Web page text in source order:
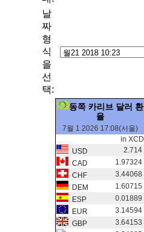
날
짜
형
식
을
선
택:
동쪽 카리브 달러 환
율
7월 1 2026 17:08(서울)
in XCD
USD
2.714
CAD
1.97324
CHF
3.44068
DEM
1.60715
ESP
0.01889
EUR
3.14594
GBP
3.64153